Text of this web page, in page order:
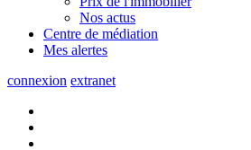
Nos actus
Centre de médiation
Mes alertes
connexion extranet